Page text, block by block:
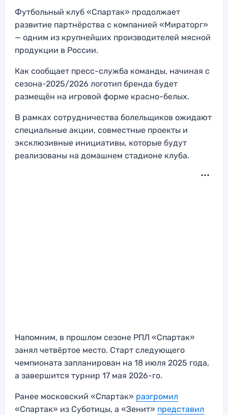
Футбольный клуб «Спартак» продолжает
развитие партнёрства с компанией «Мираторг»
— одним из крупнейших производителей мясной
продукции в России.
Как сообщает пресс-служба команды, начиная с
сезона-2025/2026 логотип бренда будет
размещён на игровой форме красно-белых.
В рамках сотрудничества болельщиков ожидают
специальные акции, совместные проекты и
эксклюзивные инициативы, которые будут
реализованы на домашнем стадионе клуба.
Напомним, в прошлом сезоне РПЛ «Спартак»
занял четвёртое место. Старт следующего
чемпионата запланирован на 18 июля 2025 года,
а завершится турнир 17 мая 2026-го.
Ранее московский «Спартак» разгромил
«Спартак» из Суботицы, а «Зенит» представил